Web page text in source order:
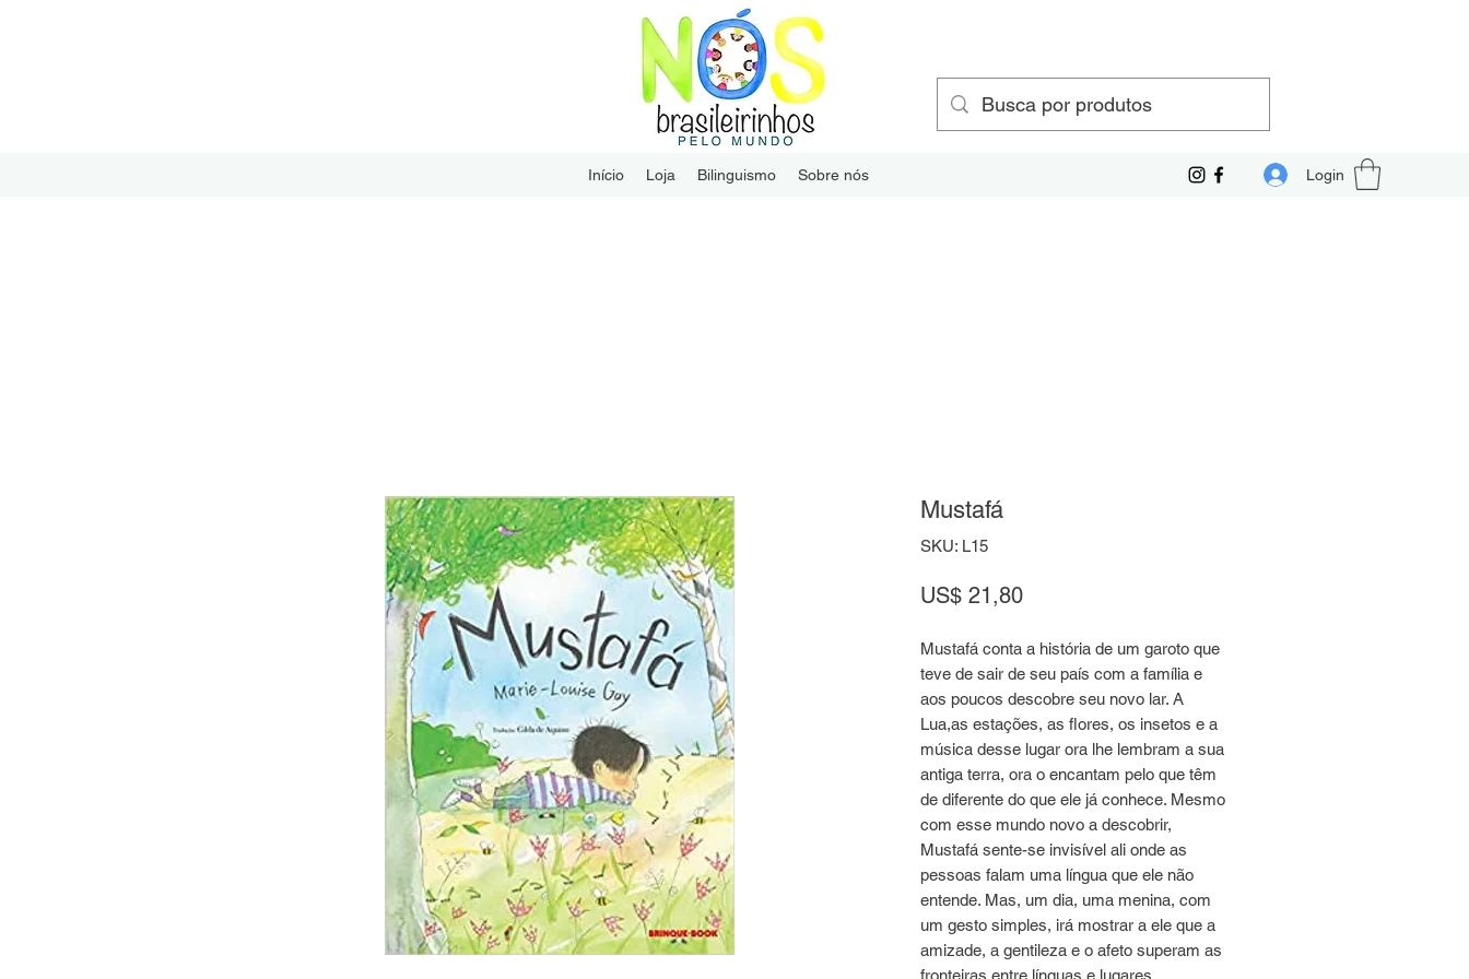
Início Loja Bilinguismo Sobre nós Login
Mustafá
SKU: L15
US$ 21,80Preço
Mustafá conta a história de um garoto que
teve de sair de seu país com a família e
aos poucos descobre seu novo lar. A
Lua,as estações, as flores, os insetos e a
música desse lugar ora lhe lembram a sua
antiga terra, ora o encantam pelo que têm
de diferente do que ele já conhece. Mesmo
com esse mundo novo a descobrir,
Mustafá sente-se invisível ali onde as
pessoas falam uma língua que ele não
entende. Mas, um dia, uma menina, com
um gesto simples, irá mostrar a ele que a
amizade, a gentileza e o afeto superam as
fronteiras entre línguas e lugares.